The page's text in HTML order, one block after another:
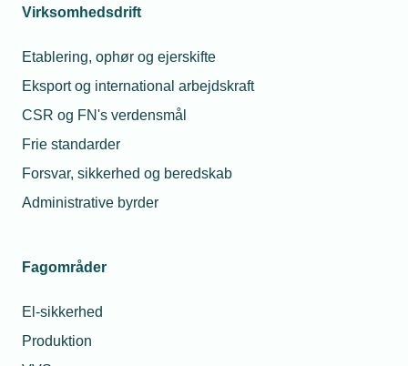
Virksomhedsdrift
Etablering, ophør og ejerskifte
Eksport og international arbejdskraft
CSR og FN's verdensmål
Frie standarder
Forsvar, sikkerhed og beredskab
Administrative byrder
Fagområder
El-sikkerhed
Produktion
Screenshot fra Den Digitale Varmepumpe.
Screenshot fra Den Digitale Varmepumpe.
Screenshot fra Den Digitale Varmepumpe.
VE-installatør